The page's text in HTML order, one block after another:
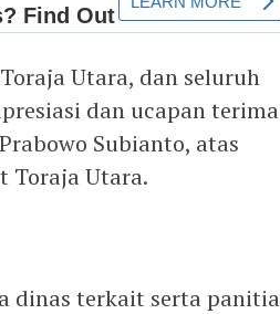
Utara, dan seluruh
dan ucapan terima
Subianto, atas
Toraja Utara.
dinas terkait serta panitia